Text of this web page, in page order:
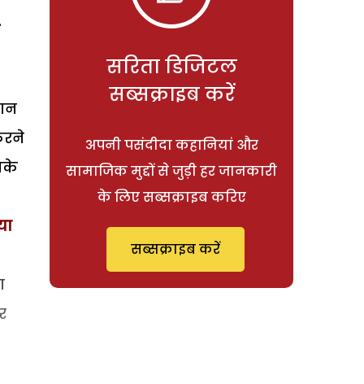
सरिता डिजिटल
सब्सक्राइब करें
अपनी पसंदीदा कहानियां और
सामाजिक मुद्दों से जुड़ी हर जानकारी
के लिए सब्सक्राइब करिए
सब्सक्राइब करें